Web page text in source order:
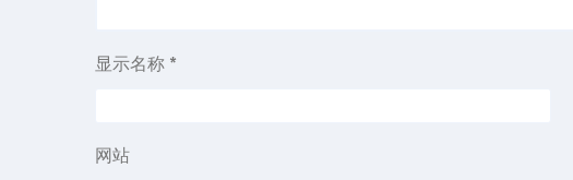
显示名称 *
网站